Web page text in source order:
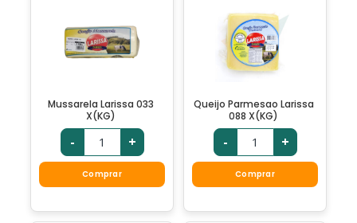
Mussarela Larissa 033
X(KG)
- +
Comprar
Queijo Parmesao Larissa
088 X(KG)
- +
Comprar